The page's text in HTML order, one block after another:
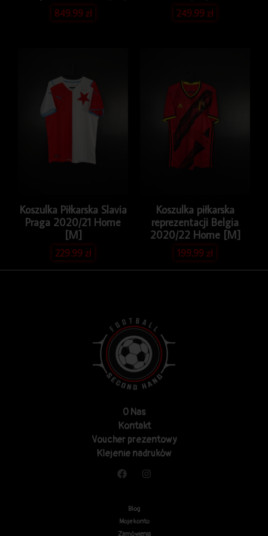
849.99zł 249.99zł
Koszulka Piłkarska Slavia
Praga 2020/21 Home
[M]
229.99zł
Koszulka piłkarska
reprezentacji Belgia
2020/22 Home [M]
199.99zł
O Nas
Kontakt
Voucher prezentowy
Klejenie nadruków
Blog
Moje konto
Zamówienia